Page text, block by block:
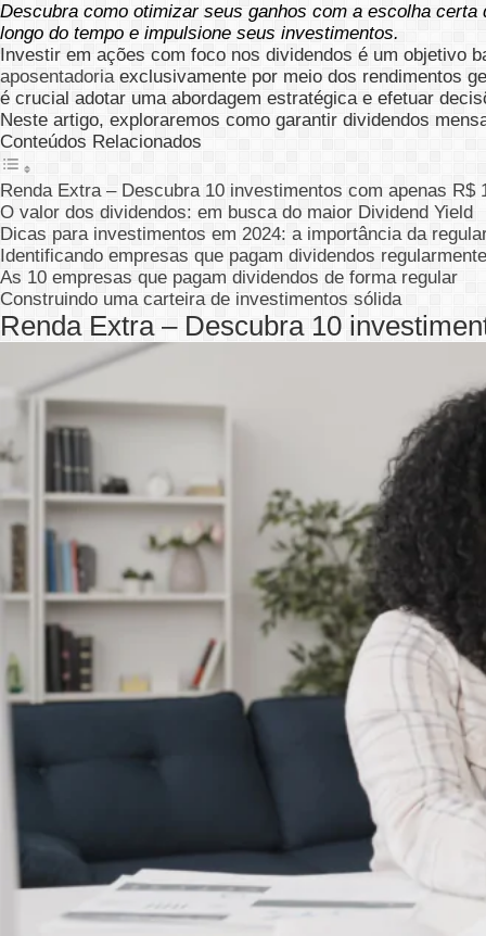
Descubra como otimizar seus ganhos com a escolha
longo do tempo e impulsione seus investimentos.
Investir em ações com foco nos dividendos é um objetivo
aposentadoriaexclusivamente por meio dos rendimentos
é crucial adotar uma abordagem estratégica e efetuar
Neste artigo, exploraremos como garantir dividendos
Conteúdos Relacionados
Renda Extra – Descubra 10 investimentos com apenas R$
O valor dos dividendos: em busca do maior Dividend Yield
Dicas para investimentos em 2024: a importância da
Identificando empresas que pagam dividendos regularmente
As 10 empresas que pagam dividendos de forma regular
Construindo uma carteira de investimentos sólida
Renda Extra – Descubra 10